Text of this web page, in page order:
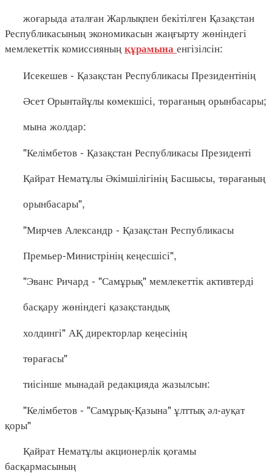
жоғарыда аталған Жарлықпен бекітілген Қазақстан
Республикасының экономикасын жаңғырту жөніндегі
мемлекеттік комиссияның құрамына енгізілсін:
Исекешев - Қазақстан Республикасы Президентінің
Әсет Орынтайұлы көмекшісі, төрағаның орынбасары;
мына жолдар:
"Келімбетов - Қазақстан Республикасы Президенті
Қайрат Нематұлы Әкімшілігінің Басшысы, төрағаның
орынбасары",
"Мирчев Александр - Қазақстан Республикасы
Премьер-Министрінің кеңесшісі",
"Эванс Ричард - "Самұрық" мемлекеттік активтерді
басқару жөніндегі қазақстандық
холдингі" АҚ директорлар кеңесінің
төрағасы"
тиісінше мынадай редакцияда жазылсын:
"Келімбетов - "Самұрық-Қазына" ұлттық әл-ауқат
қоры"
Қайрат Нематұлы акционерлік қоғамы
басқармасының